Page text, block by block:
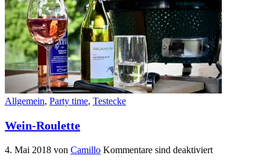
Allgemein, Party time, Testecke
Wein-Roulette
4. Mai 2018 von Camillo Kommentare sind deaktiviert